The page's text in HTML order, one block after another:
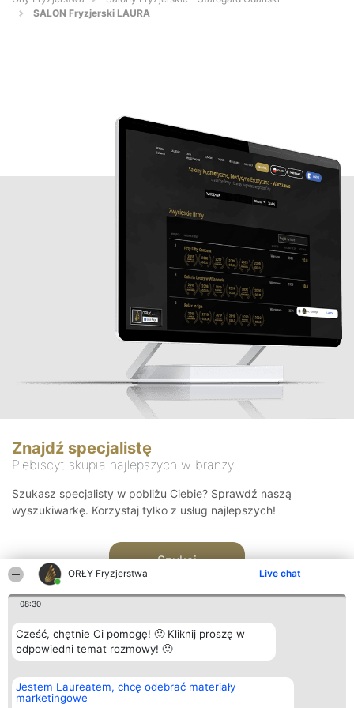
ORŁY Fryzjerstwa Live chat
08:30
Cześć, chętnie Ci pomogę! 🙂 Kliknij proszę w
odpowiedni temat rozmowy! 🙂
Jestem Laureatem, chcę odebrać materiały
marketingowe
SALON Fryzjerski LAURA
Znajdź specjalistę
Plebiscyt skupia najlepszych w branży
Szukasz specjalisty w pobliżu Ciebie? Sprawdź naszą
wyszukiwarkę. Korzystaj tylko z usług najlepszych!
Szukaj
Organizator plebiscytu
Bright Side Solutions sp. z o.
o. sp. k.
Plebiscyt
Laureaci
Kontakt
Kontakt